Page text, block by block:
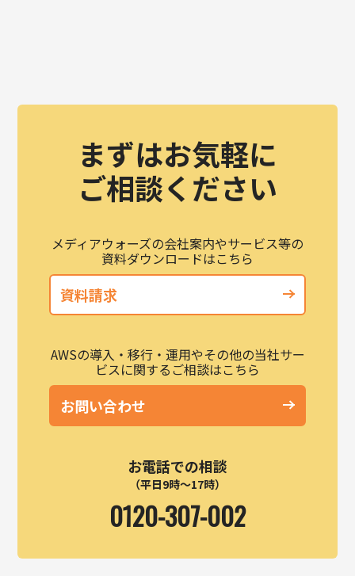
まずはお気軽に
ご相談ください
メディアウォーズの会社案内やサービス等の
資料ダウンロードはこちら
資料請求
AWSの導入・移行・運用やその他の当社サー
ビスに関するご相談はこちら
お問い合わせ
お電話での相談
（平日9時～17時）
0120-307-002